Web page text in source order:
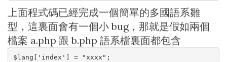
上面程式碼已經完成一個簡單的多國語系雛
型，這裏面會有一個小 bug，那就是假如兩個
檔案 a.php 跟 b.php 語系檔裏面都包含
$lang['index'] = "xxxx";